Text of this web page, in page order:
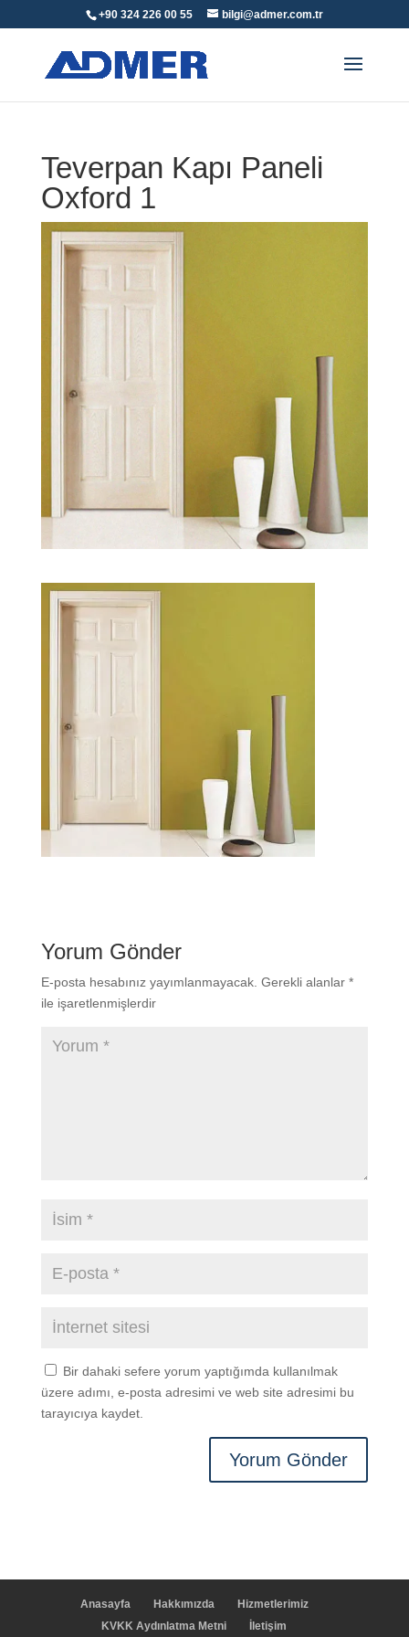
+90 324 226 00 55 bilgi@admer.com.tr
Teverpan Kapı Paneli
Oxford 1
Yorum Gönder
E-posta hesabınız yayımlanmayacak. Gerekli alanlar *
ile işaretlenmişlerdir
Bir dahaki sefere yorum yaptığımda kullanılmak
üzere adımı, e-posta adresimi ve web site adresimi bu
tarayıcıya kaydet.
Anasayfa Hakkımızda
Hizmetlerimiz
KVKK Aydınlatma Metni
İletişim